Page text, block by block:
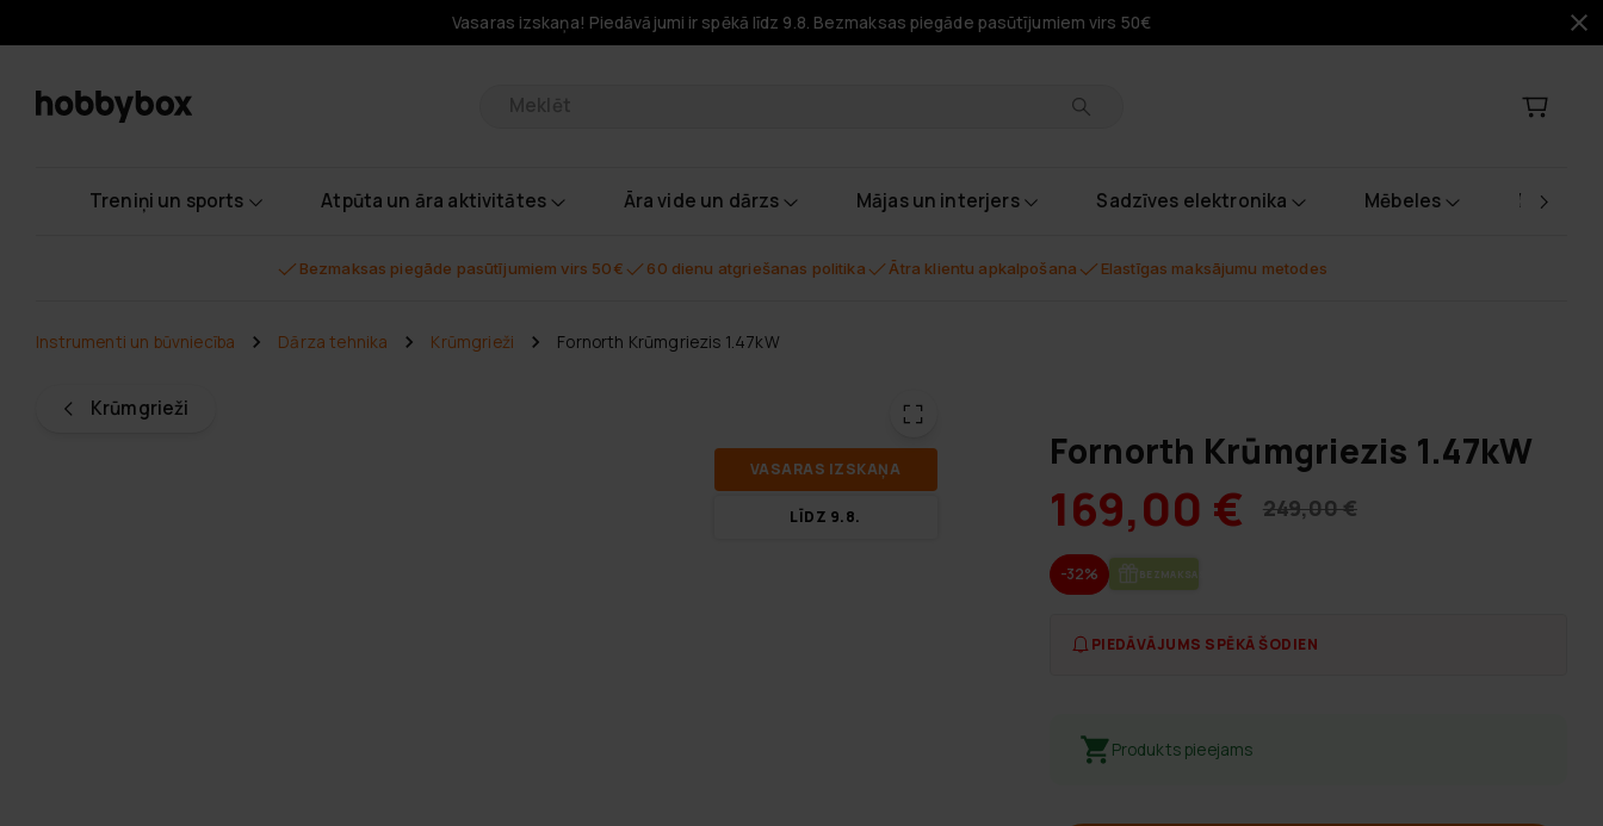
Vasaras izskaņa! Piedāvājumi ir spēkā līdz 9.8. Bezmaksas piegāde pasūtījumiem virs 50€
Treniņi un sports Atpūta un āra aktivitātes Āra vide un dārzs Mājas un interjers Sadzīves elektronika Mēbeles
Bezmaksas piegāde pasūtījumiem virs 50€ 60 dienu atgriešanas politika Ātra klientu apkalpošana Elastīgas maksājumu metodes
Krūmgrieži
Instrumenti un būvniecība Dārza tehnika Krūmgrieži Fornorth Krūmgriezis 1.47kW
VA­SA­RAS IZ­SKA­ŅA
LĪDZ 9.8.
Fornorth Krūmgriezis 1.47kW
169,00 € 249,00 €
-32% BEZ­MAK­SAS PIE­GĀ­DE
PIEDĀVĀJUMS SPĒKĀ ŠODIEN
Produkts pieejams